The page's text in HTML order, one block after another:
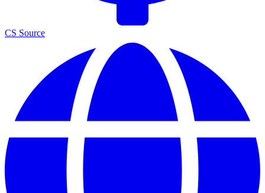
CS Source